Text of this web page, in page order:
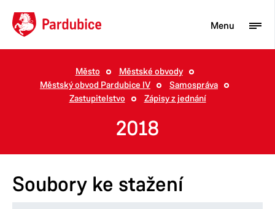
Turista
Občan
Město
Město
Městské obvody
Městský obvod Pardubice IV
Samospráva
Zastupitelstvo
Zápisy z jednání
2018
Soubory ke stažení
Menu